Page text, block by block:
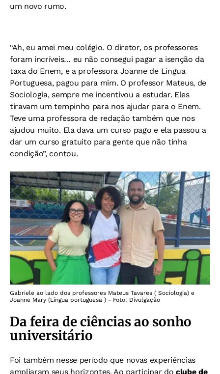
um novo rumo.
“Ah, eu amei meu colégio. O diretor, os professores
foram incríveis… eu não consegui pagar a isenção da
taxa do Enem, e a professora Joanne de Língua
Portuguesa, pagou para mim. O professor Mateus, de
Sociologia, sempre me incentivou a estudar. Eles
tiravam um tempinho para nos ajudar para o Enem.
Teve uma professora de redação também que nos
ajudou muito. Ela dava um curso pago e ela passou a
dar um curso gratuito para gente que não tinha
condição”, contou.
Gabriele ao lado dos professores Mateus Tavares ( Sociologia) e
Joanne Mary (Língua portuguesa ) - Foto: Divulgação
Da feira de ciências ao sonho
universitário
Foi também nesse período que novas experiências
ampliaram seus horizontes. Ao participar do clube de